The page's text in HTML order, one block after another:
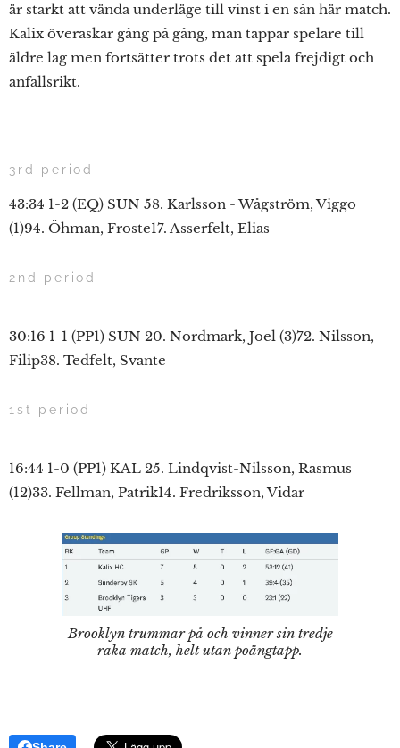
är starkt att vända underläge till vinst i en sån här match.
Kalix överaskar gång på gång, man tappar spelare till
äldre lag men fortsätter trots det att spela frejdigt och
anfallsrikt.
3rd period
43:34 1-2 (EQ) SUN 58. Karlsson - Wågström, Viggo
(1)94. Öhman, Froste17. Asserfelt, Elias
2nd period
30:16 1-1 (PP1) SUN 20. Nordmark, Joel (3)72. Nilsson,
Filip38. Tedfelt, Svante
1st period
16:44 1-0 (PP1) KAL 25. Lindqvist-Nilsson, Rasmus
(12)33. Fellman, Patrik14. Fredriksson, Vidar
Brooklyn trummar på och vinner sin tredje
raka match, helt utan poängtapp.